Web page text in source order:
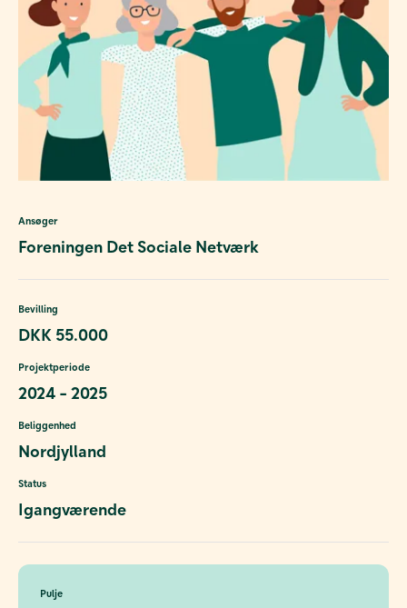
Ansøger
Foreningen Det Sociale Netværk
Bevilling
DKK 55.000
Projektperiode
2024 - 2025
Beliggenhed
Nordjylland
Status
Igangværende
Pulje